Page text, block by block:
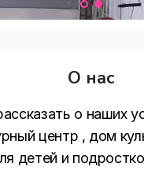
О нас
о наших
центр , дом
детей и